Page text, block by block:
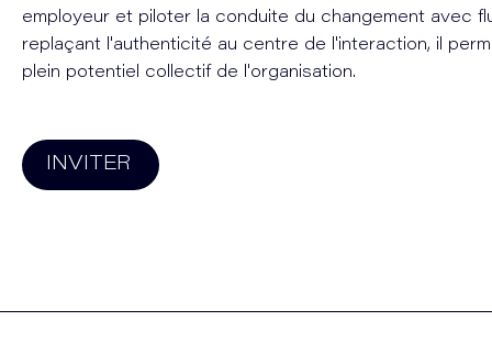
employeur et piloter la conduite du changement avec
replaçant l'authenticité au centre de l'interaction, il
plein potentiel collectif de l'organisation.
INVITER